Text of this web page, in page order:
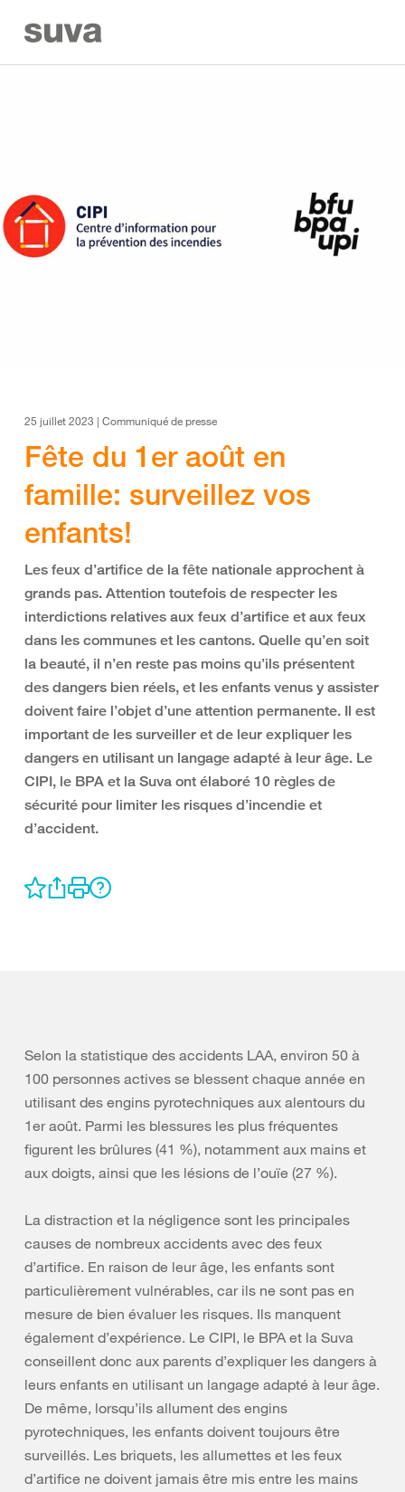
25 juillet 2023 | Communiqué de presse
Fête du 1er août en
famille: surveillez vos
enfants!
Les feux d’artifice de la fête nationale approchent à
grands pas. Attention toutefois de respecter les
interdictions relatives aux feux d’artifice et aux feux
dans les communes et les cantons. Quelle qu’en soit
la beauté, il n’en reste pas moins qu’ils présentent
des dangers bien réels, et les enfants venus y assister
doivent faire l’objet d’une attention permanente. Il est
important de les surveiller et de leur expliquer les
dangers en utilisant un langage adapté à leur âge. Le
CIPI, le BPA et la Suva ont élaboré 10 règles de
sécurité pour limiter les risques d’incendie et
d’accident.
Selon la statistique des accidents LAA, environ 50 à
100 personnes actives se blessent chaque année en
utilisant des engins pyrotechniques aux alentours du
1er août. Parmi les blessures les plus fréquentes
figurent les brûlures (41 %), notamment aux mains et
aux doigts, ainsi que les lésions de l’ouïe (27 %).
La distraction et la négligence sont les principales
causes de nombreux accidents avec des feux
d’artifice. En raison de leur âge, les enfants sont
particulièrement vulnérables, car ils ne sont pas en
mesure de bien évaluer les risques. Ils manquent
également d’expérience. Le CIPI, le BPA et la Suva
conseillent donc aux parents d’expliquer les dangers à
leurs enfants en utilisant un langage adapté à leur âge.
De même, lorsqu’ils allument des engins
pyrotechniques, les enfants doivent toujours être
surveillés. Les briquets, les allumettes et les feux
d’artifice ne doivent jamais être mis entre les mains